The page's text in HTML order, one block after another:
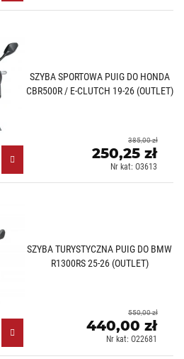
SZYBA SPORTOWA PUIG DO HONDA
CBR500R / E-CLUTCH 19-26 (OUTLET)
250,25 zł
385,00 zł
Nr kat: O3613
SZYBA TURYSTYCZNA PUIG DO BMW
R1300RS 25-26 (OUTLET)
440,00 zł
550,00 zł
Nr kat: O22681